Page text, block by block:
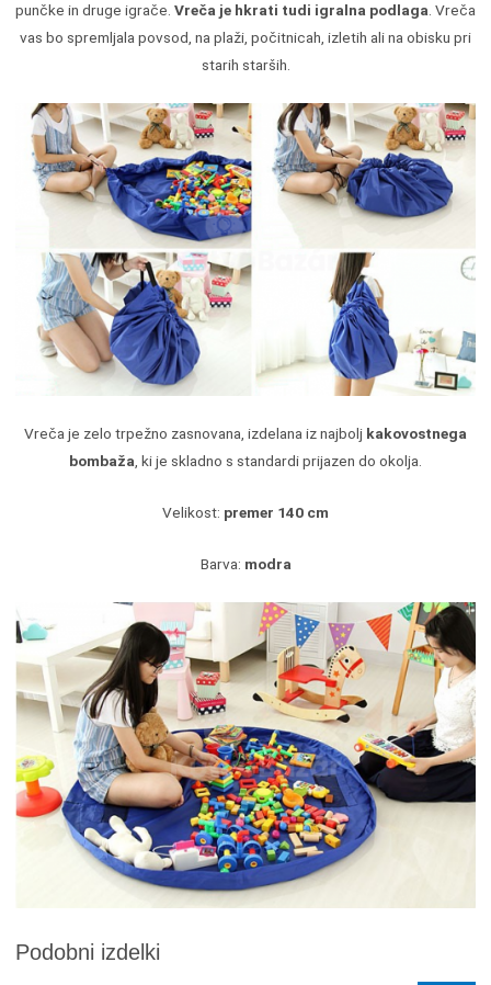
punčke in druge igrače. Vreča je hkrati tudi igralna podlaga. Vreča
vas bo spremljala povsod, na plaži, počitnicah, izletih ali na obisku pri
starih starših.
Vreča je zelo trpežno zasnovana, izdelana iz najbolj kakovostnega
bombaža , ki je skladno s standardi prijazen do okolja.
Velikost: premer 140 cm
Barva: modra
Podobni izdelki